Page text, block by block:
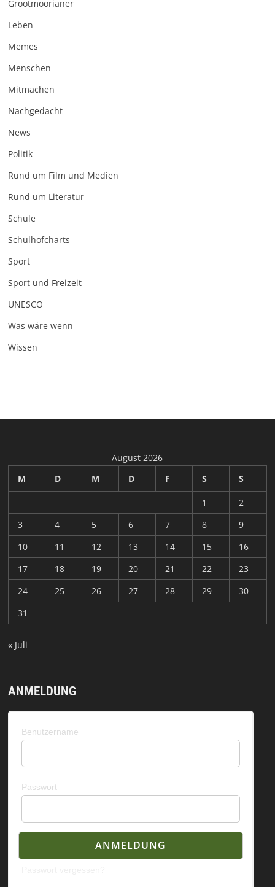
Grootmoorianer
Leben
Memes
Menschen
Mitmachen
Nachgedacht
News
Politik
Rund um Film und Medien
Rund um Literatur
Schule
Schulhofcharts
Sport
Sport und Freizeit
UNESCO
Was wäre wenn
Wissen
August 2026
M
D M D F S S
1
2
3
4 5 6 7 8
9
10
11 12 13 14 15
16
17
18 19 20 21 22
23
24
25 26 27 28 29
30
31
« Juli
ANMELDUNG
Benutzername
Passwort